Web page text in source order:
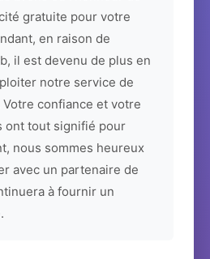
gratuite pour votre
en raison de
il est devenu de plus en
notre service de
confiance et votre
ont tout signifié pour
nous sommes heureux
avec un partenaire de
à fournir un